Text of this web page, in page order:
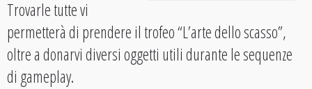
Trovarle tutte vi
permetterà di prendere il trofeo “L’arte dello scasso”,
oltre a donarvi diversi oggetti utili durante le sequenze
di gameplay.